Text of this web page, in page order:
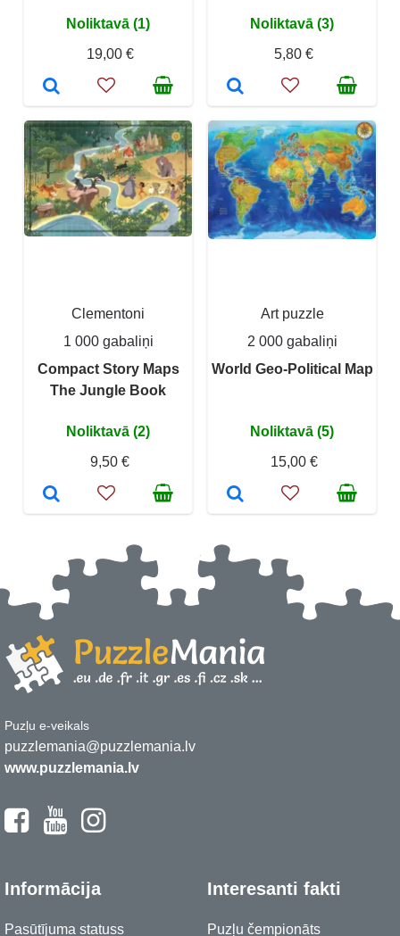
Noliktavā (1)
19,00 €
Noliktavā (3)
5,80 €
Clementoni
1 000 gabaliņi
Compact Story Maps
The Jungle Book
Noliktavā (2)
9,50 €
Art puzzle
2 000 gabaliņi
World Geo-Political Map
Noliktavā (5)
15,00 €
Puzļu e-veikals
puzzlemania@puzzlemania.lv
www.puzzlemania.lv
Informācija
Pasūtījuma statuss
Interesanti fakti
Puzļu čempionāts